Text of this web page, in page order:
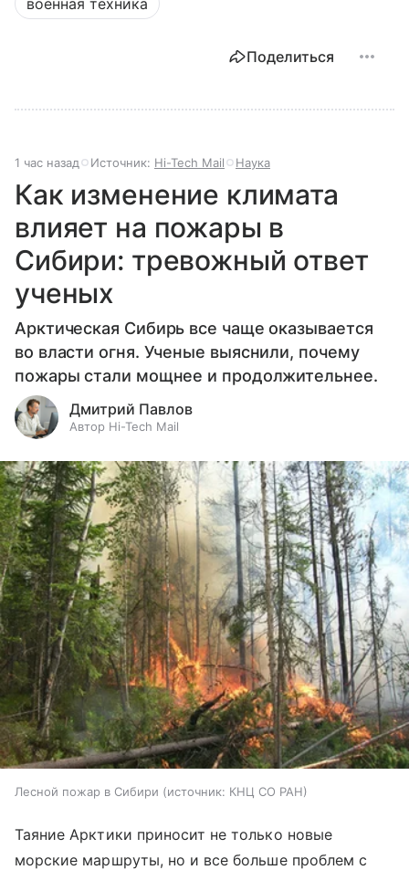
военная техника
Поделиться
1 час назад Источник: Hi-Tech Mail Наука
Как изменение климата
влияет на пожары в
Сибири: тревожный ответ
ученых
Арктическая Сибирь все чаще оказывается
во власти огня. Ученые выяснили, почему
пожары стали мощнее и продолжительнее.
Дмитрий Павлов
Автор Hi-Tech Mail
Лесной пожар в Сибири источник: КНЦ СО РАН
Таяние Арктики приносит не только новые
морские маршруты, но и все больше проблем с